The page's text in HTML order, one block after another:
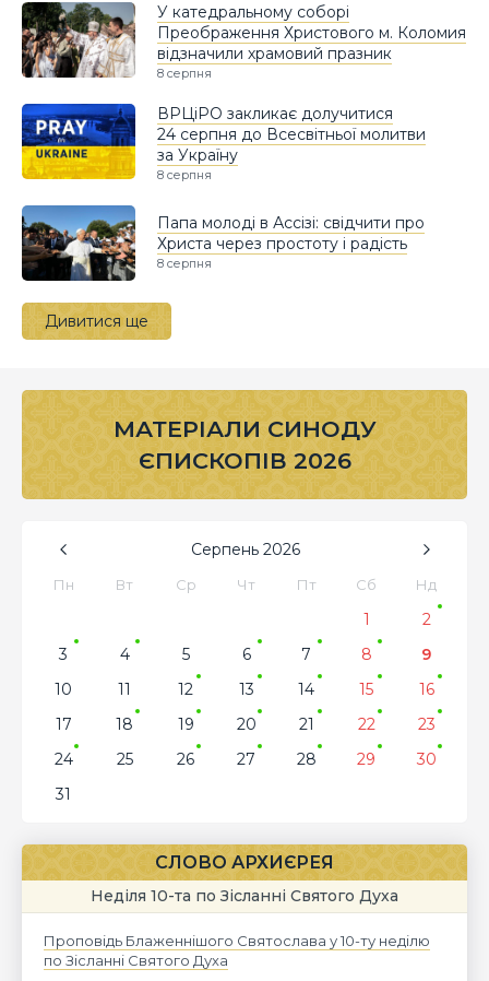
У катедральному соборі
Преображення Христового м. Коломия
відзначили храмовий празник
8 серпня
ВРЦіРО закликає долучитися
24 серпня до Всесвітньої молитви
за Україну
8 серпня
Папа молоді в Ассізі: свідчити про
Христа через простоту і радість
8 серпня
Дивитися ще
МАТЕРІАЛИ СИНОДУ
ЄПИСКОПІВ 2026
Серпень 2026
Пн Вт Ср Чт Пт Сб Нд
1
2
3
4 5 6 7 8
9
10
11 12 13 14 15
16
17
18 19 20 21 22
23
24
25 26 27 28 29
30
31
СЛОВО АРХИЄРЕЯ
Неділя 10-та по Зісланні Святого Духа
Проповідь Блаженнішого Святослава у 10-ту неділю
по Зісланні Святого Духа